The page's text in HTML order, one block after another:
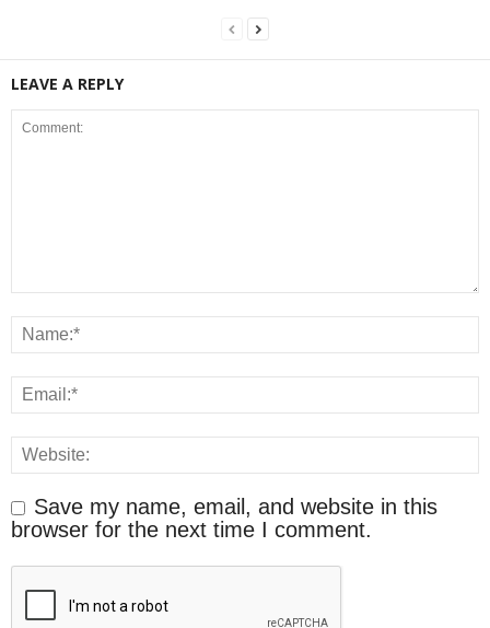
LEAVE A REPLY
Save my name, email, and website in this
browser for the next time I comment.